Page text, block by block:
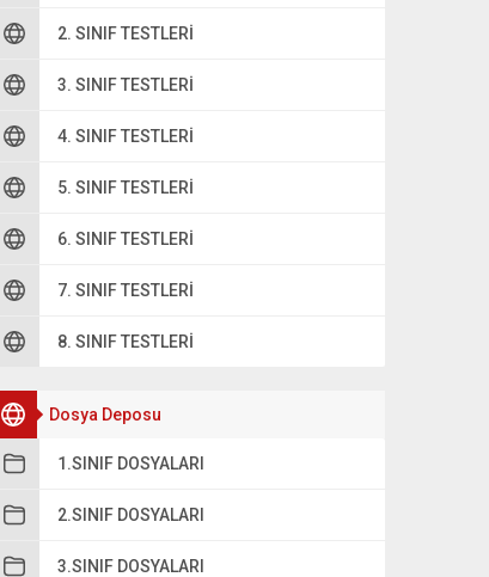
2. SINIF TESTLERI
3. SINIF TESTLERI
4. SINIF TESTLERI
5. SINIF TESTLERI
6. SINIF TESTLERI
7. SINIF TESTLERI
8. SINIF TESTLERI
Dosya Deposu
1.SINIF DOSYALARI
2.SINIF DOSYALARI
3.SINIF DOSYALARI